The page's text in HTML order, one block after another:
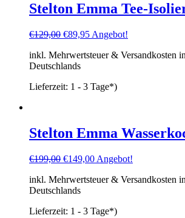
Stelton Emma Tee-
€129,00 Ursprünglicher
war:
€129,00
€89,95Aktueller
ist:
Angebot!
inkl. Mehrwertsteuer & Versandkosten
Deutschlands
Lieferzeit: 1 - 3 Tage*)
Stelton Emma
€199,00 Ursprünglicher
war:
€199,00
€149,00Aktueller
ist:
Angebot!
inkl. Mehrwertsteuer & Versandkosten
Deutschlands
Lieferzeit: 1 - 3 Tage*)